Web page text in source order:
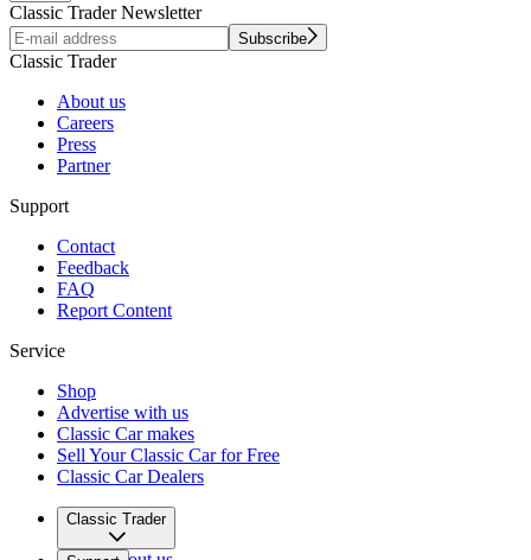
Classic Trader Newsletter
Subscribe
Classic Trader
About us
Careers
Press
Partner
Support
Contact
Feedback
FAQ
Report Content
Service
Shop
Advertise with us
Classic Car makes
Sell Your Classic Car for Free
Classic Car Dealers
Classic Trader